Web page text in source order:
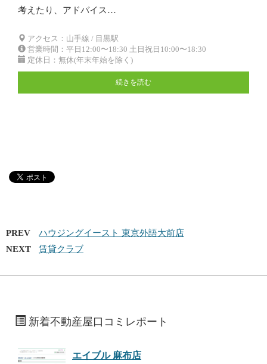
考えたり、アドバイス…
アクセス：山手線 / 目黒駅
営業時間：平日12:00〜18:30 土日祝日10:00〜18:30
定休日：無休(年末年始を除く)
続きを読む
PREV
ハウジングイースト 東京外語大前店
NEXT
賃貸クラブ
新着不動産屋口コミレポート
エイブル 麻布店